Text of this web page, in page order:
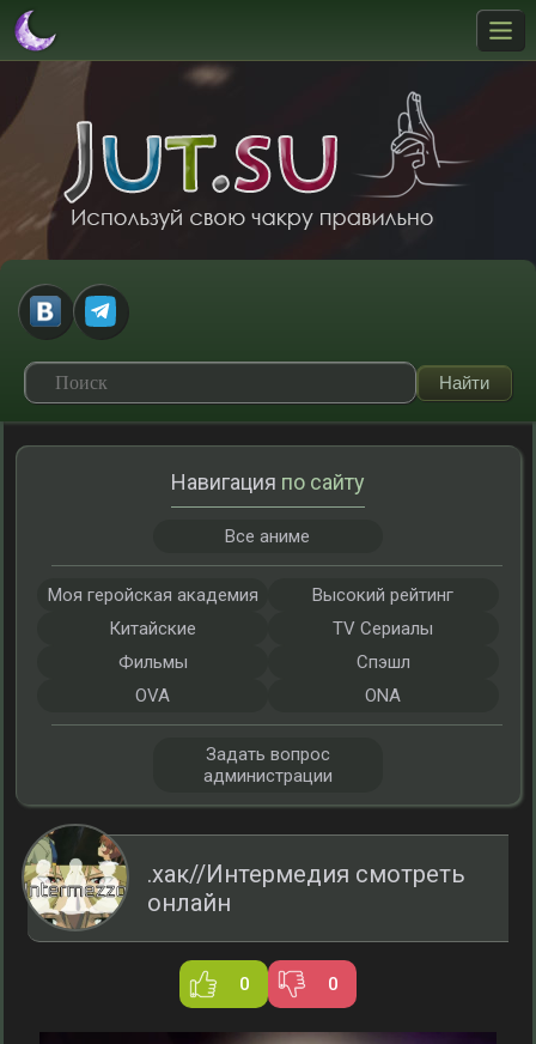
.хак//Интермедия смотреть
онлайн
0 0
Навигация по сайту
Все аниме
Моя геройская академия
Высокий рейтинг
Китайские
TV Сериалы
Фильмы
Спэшл
OVA
ONA
Задать вопрос
администрации